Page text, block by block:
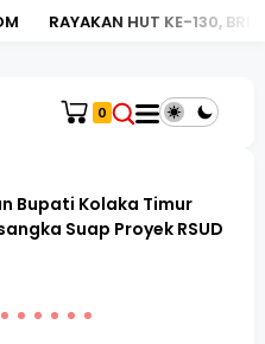
HUT KE-130, BRI KC MEGA
0
Bupati Kolaka Timur
Suap Proyek RSUD